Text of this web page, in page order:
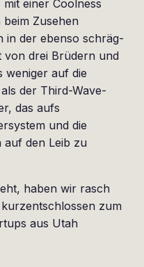
einer Coolness
Zusehen
in der ebenso schräg-
von drei Brüdern und
weniger auf die
der Third-Wave-
das aufs
und die
auf den Leib zu
haben wir rasch
zum
aus Utah